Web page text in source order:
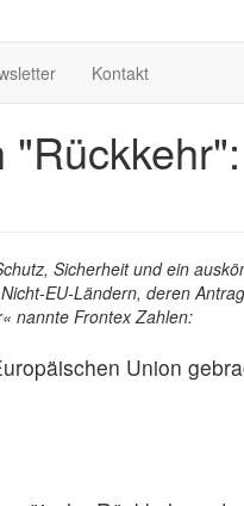
Kontakt
Sicherheit und ein
EU-Ländern, deren
nannte Frontex Zahlen:
Union